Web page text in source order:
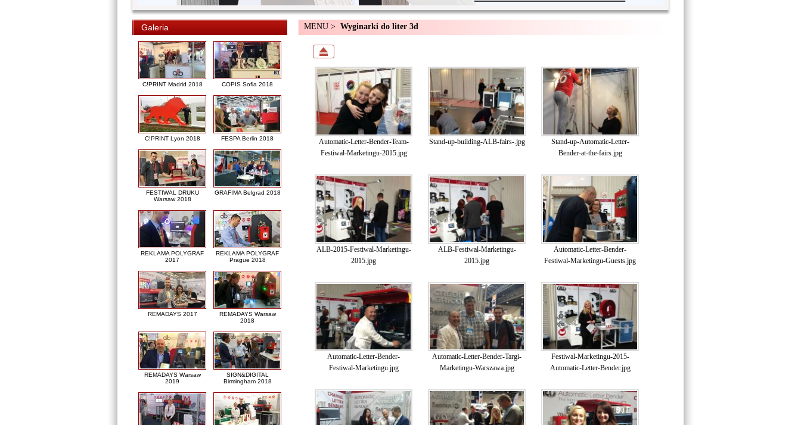
Galeria
C!PRINT Madrid 2018 COPIS Sofia 2018
C!PRINT Lyon 2018 FESPA Berlin 2018
FESTIWAL DRUKU
Warsaw 2018
GRAFIMA Belgrad 2018
REKLAMA POLYGRAF
2017
REKLAMA POLYGRAF
Prague 2018
REMADAYS 2017
REMADAYS Warsaw
2018
REMADAYS Warsaw
2019
SIGN&DIGITAL
Birmingham 2018
MENU > Wyginarki do liter 3d
Automatic-Letter-Bender-Team-
Festiwal-Marketingu-2015.jpg
Stand-up-building-ALB-fairs-.jpg
Stand-up-Automatic-Letter-
Bender-at-the-fairs.jpg
ALB-2015-Festiwal-Marketingu-
2015.jpg
ALB-Festiwal-Marketingu-
2015.jpg
Automatic-Letter-Bender-
Festiwal-Marketingu-Guests.jpg
Automatic-Letter-Bender-
Festiwal-Marketingu.jpg
Automatic-Letter-Bender-Targi-
Marketingu-Warszawa.jpg
Festiwal-Marketingu-2015-
Automatic-Letter-Bender.jpg